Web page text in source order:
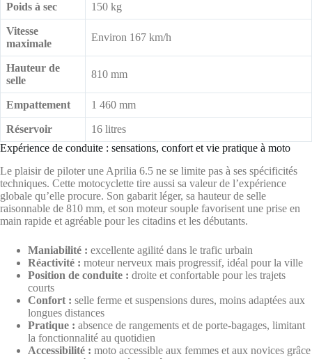
Poids à sec 150 kg
Vitesse
maximale
Environ 167 km/h
Hauteur de
selle
810 mm
Empattement 1 460 mm
Réservoir
16 litres
Expérience de conduite : sensations, confort et vie pratique à moto
Le plaisir de piloter une Aprilia 6.5 ne se limite pas à ses spécificités
techniques. Cette motocyclette tire aussi sa valeur de l’expérience
globale qu’elle procure. Son gabarit léger, sa hauteur de selle
raisonnable de 810 mm, et son moteur souple favorisent une prise en
main rapide et agréable pour les citadins et les débutants.
Maniabilité : excellente agilité dans le trafic urbain
Réactivité : moteur nerveux mais progressif, idéal pour la ville
Position de conduite : droite et confortable pour les trajets
courts
Confort : selle ferme et suspensions dures, moins adaptées aux
longues distances
Pratique : absence de rangements et de porte-bagages, limitant
la fonctionnalité au quotidien
Accessibilité : moto accessible aux femmes et aux novices grâce